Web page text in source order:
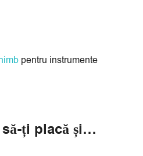
pentru instrumente
ți placă și…